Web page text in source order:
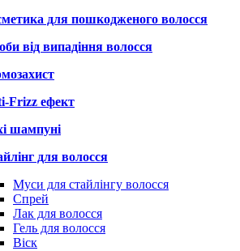
для пошкодженого волосся
від випадіння волосся
Frizz ефект
шампуні
для волосся
Муси для стайлінгу волосся
Спрей
Лак для волосся
Гель для волосся
Віск